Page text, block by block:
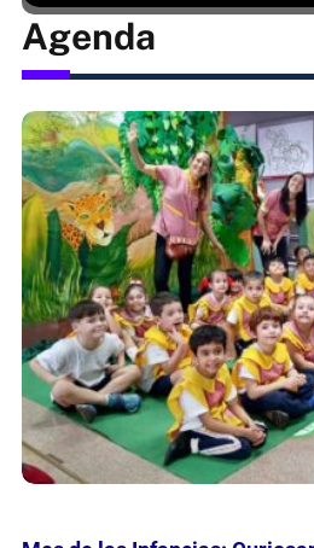
Agenda